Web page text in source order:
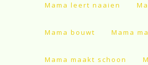
Mama leert naaien
Mama bouwt Mama
Mama maakt schoon